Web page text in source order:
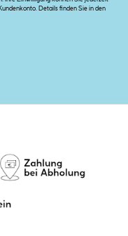
Details finden Sie in den